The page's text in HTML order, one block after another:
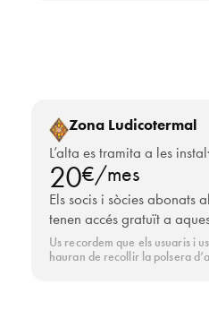
Zona Ludicotermal
L’alta es tramita a les
20€/mes
Els socis i sòcies abonats
tenen accés gratuït a
Us recordem que els usuaris i
hauran de recollir la polsera